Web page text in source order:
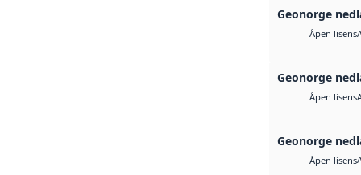
Geonorge
Åpen lisens
Geonorge
Åpen lisens
Geonorge
Åpen lisens